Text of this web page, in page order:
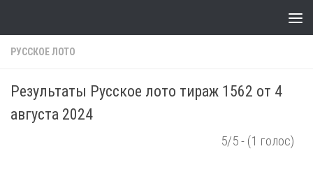
РУССКОЕ ЛОТО
Результаты Русское лото тираж 1562 от 4
августа 2024
5/5 - (1 голос)